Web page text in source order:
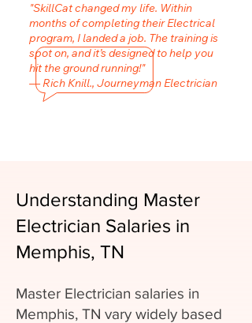
"SkillCat changed my life. Within
months of completing their Electrical
program, I landed a job. The training is
spot on, and it’s designed to help you
hit the ground running!"
— Rich Knill., Journeyman Electrician
Understanding Master
Electrician Salaries in
Memphis, TN
Master Electrician salaries in
Memphis, TN vary widely based